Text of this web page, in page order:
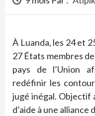
À Luanda, les 24 et
27 États membres
pays de l’Union
redéfinir les
jugé inégal. Objectif
d’aide à une alliance